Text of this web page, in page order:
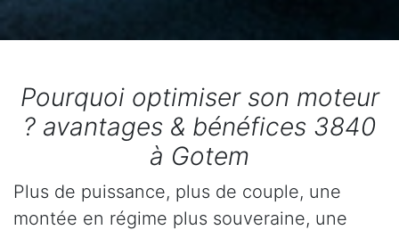
Pourquoi optimiser son moteur
? avantages & bénéfices 3840
à Gotem
Plus de puissance, plus de couple, une
montée en régime plus souveraine, une